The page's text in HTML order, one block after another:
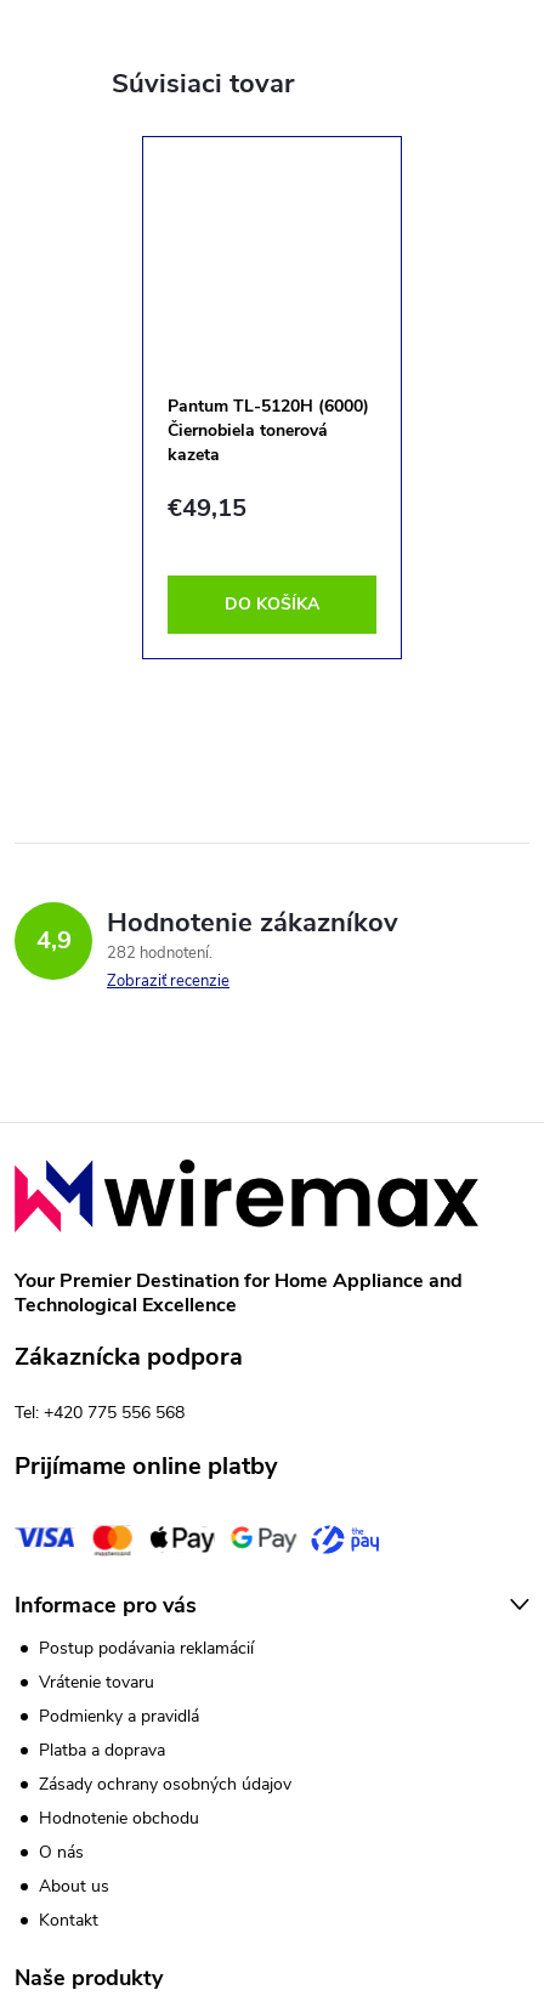
Súvisiaci tovar
Pantum TL-5120H (6000)
Čiernobiela tonerová
kazeta
€49,15
DO KOŠÍKA
4,9 Hodnotenie zákazníkov
282 hodnotení
Zobraziť recenzie
Z
á
p
ä
t
e
Your Premier Destination for Home Appliance and
Technological Excellence
Zákaznícka podpora
Tel: +420 775 556 568
Prijímame online platby
Informace pro vás
Postup podávania reklamácií
Vrátenie tovaru
Podmienky a pravidlá
Platba a doprava
Zásady ochrany osobných údajov
Hodnotenie obchodu
O nás
About us
Kontakt
Naše produkty